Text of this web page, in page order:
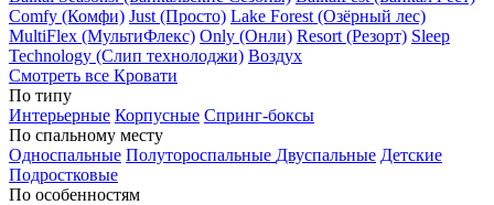
Comfy (Комфи) Just (Просто) Lake Forest (Озёрный лес)
MultiFlex (МультиФлекс) Only (Онли) Resort (Резорт) Sleep
Technology (Слип технолоджи) Воздух
Смотреть все Кровати
По типу
Интерьерные Корпусные Спринг-боксы
По спальному месту
Односпальные Полутороспальные Двуспальные Детские
Подростковые
По особенностям